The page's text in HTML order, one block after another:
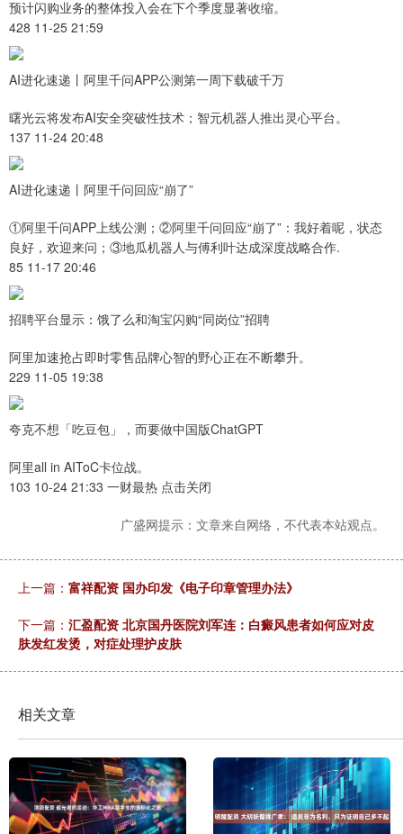
预计闪购业务的整体投入会在下个季度显著收缩。
428 11-25 21:59
AI进化速递丨阿里千问APP公测第一周下载破千万
曙光云将发布AI安全突破性技术；智元机器人推出灵心平台。
137 11-24 20:48
AI进化速递丨阿里千问回应“崩了”
①阿里千问APP上线公测；②阿里千问回应“崩了”：我好着呢，状态
良好，欢迎来问；③地瓜机器人与傅利叶达成深度战略合作.
85 11-17 20:46
招聘平台显示：饿了么和淘宝闪购“同岗位”招聘
阿里加速抢占即时零售品牌心智的野心正在不断攀升。
229 11-05 19:38
夸克不想「吃豆包」，而要做中国版ChatGPT
阿里all in AIToC卡位战。
103 10-24 21:33 一财最热 点击关闭
广盛网提示：文章来自网络，不代表本站观点。
上一篇： 富祥配资 国办印发《电子印章管理办法》
下一篇： 汇盈配资 北京国丹医院刘军连：白癜风患者如何应对皮
肤发红发烫，对症处理护皮肤
相关文章